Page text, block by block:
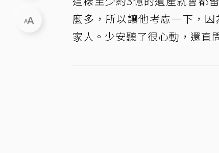
麼多，所以讓他考慮一下，
家人。少安聽了很心動，還直